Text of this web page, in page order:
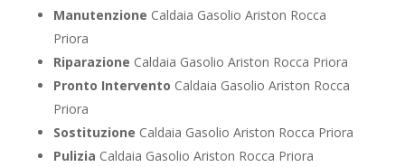
Manutenzione Caldaia Gasolio Ariston Rocca
Priora
Riparazione Caldaia Gasolio Ariston Rocca Priora
Pronto Intervento Caldaia Gasolio Ariston Rocca
Priora
Sostituzione Caldaia Gasolio Ariston Rocca Priora
Pulizia Caldaia Gasolio Ariston Rocca Priora